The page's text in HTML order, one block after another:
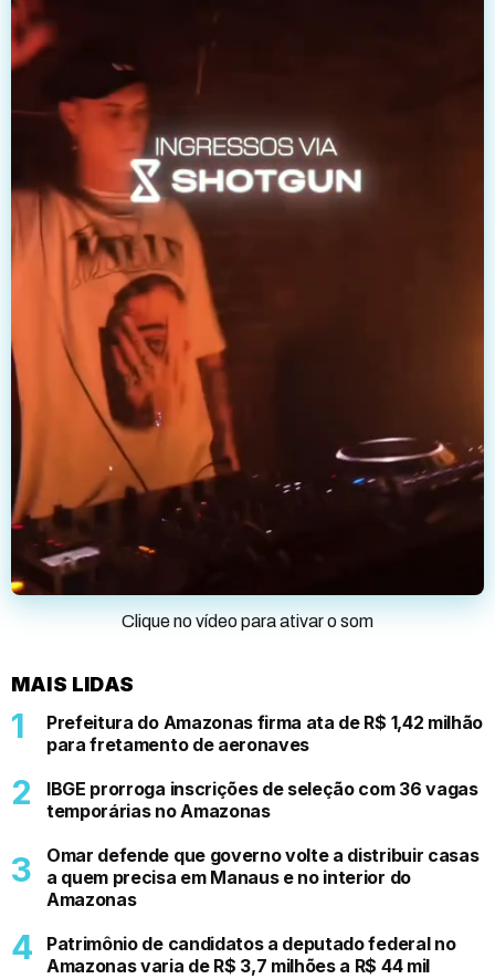
Clique no vídeo para ativar o som
MAIS LIDAS
Prefeitura do Amazonas firma ata de R$ 1,42 milhão
para fretamento de aeronaves
IBGE prorroga inscrições de seleção com 36 vagas
temporárias no Amazonas
Omar defende que governo volte a distribuir casas
a quem precisa em Manaus e no interior do
Amazonas
Patrimônio de candidatos a deputado federal no
Amazonas varia de R$ 3,7 milhões a R$ 44 mil